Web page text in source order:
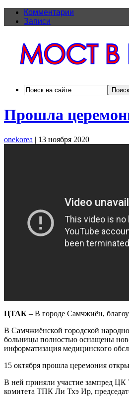
Комментарии
Записи
Прошла
onekorea | 13 ноября 2020
ЦТАК – В городе Самчжиён,
В Самчжиёнской городской
больницы полностью оснащены
информатизация медицинского
15 октября прошла церемония
В ней приняли участие зампред
комитета ТПК Ли Тхэ Ир,